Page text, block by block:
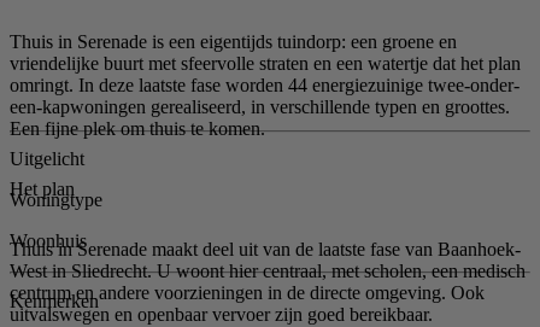
Thuis in Serenade is een eigentijds tuindorp: een groene en
vriendelijke buurt met sfeervolle straten en een watertje dat het plan
omringt. In deze laatste fase worden 44 energiezuinige twee-onder-
een-kapwoningen gerealiseerd, in verschillende typen en groottes.
Een fijne plek om thuis te komen.
Het plan
Thuis in Serenade maakt deel uit van de laatste fase van Baanhoek-
West in Sliedrecht. U woont hier centraal, met scholen, een medisch
centrum en andere voorzieningen in de directe omgeving. Ook
uitvalswegen en openbaar vervoer zijn goed bereikbaar.
Uitgelicht
Woningtype
Woonhuis
Kenmerken